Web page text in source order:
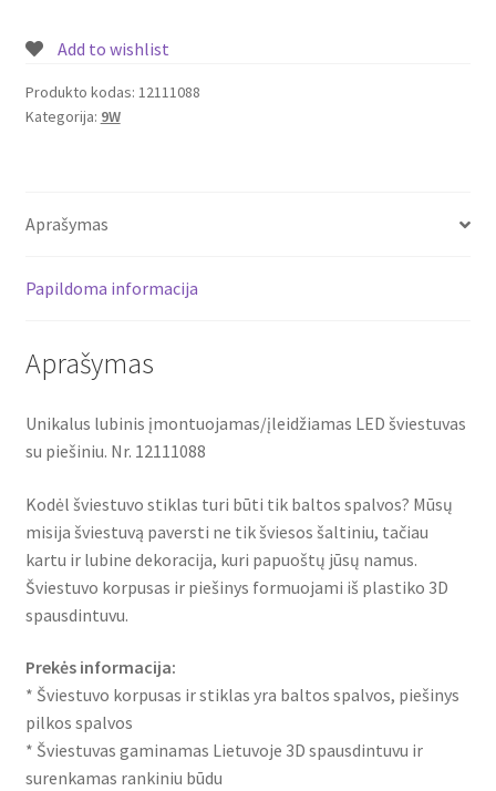
LED
šviestuvas
su
12111088
Add to wishlist
Produkto kodas: 12111088
Kategorija: 9W
Aprašymas
Papildoma informacija
Aprašymas
Unikalus lubinis įmontuojamas/įleidžiamas LED šviestuvas
su piešiniu. Nr. 12111088
Kodėl šviestuvo stiklas turi būti tik baltos spalvos? Mūsų
misija šviestuvą paversti ne tik šviesos šaltiniu, tačiau
kartu ir lubine dekoracija, kuri papuoštų jūsų namus.
Šviestuvo korpusas ir piešinys formuojami iš plastiko 3D
spausdintuvu.
Prekės informacija:
* Šviestuvo korpusas ir stiklas yra baltos spalvos, piešinys
pilkos spalvos
* Šviestuvas gaminamas Lietuvoje 3D spausdintuvu ir
surenkamas rankiniu būdu